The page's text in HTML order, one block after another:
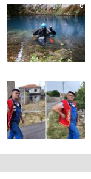
0
0